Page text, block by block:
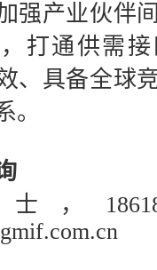
强产业伙伴
打通供需
、具备全球
。
士，